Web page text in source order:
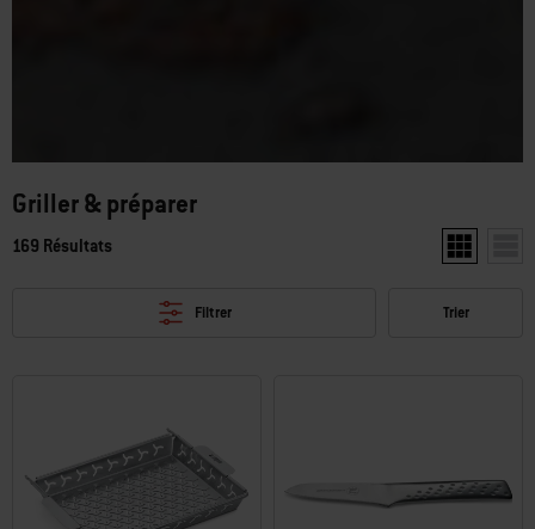
Griller & préparer
169 Résultats Afficher
Filtrer Trier